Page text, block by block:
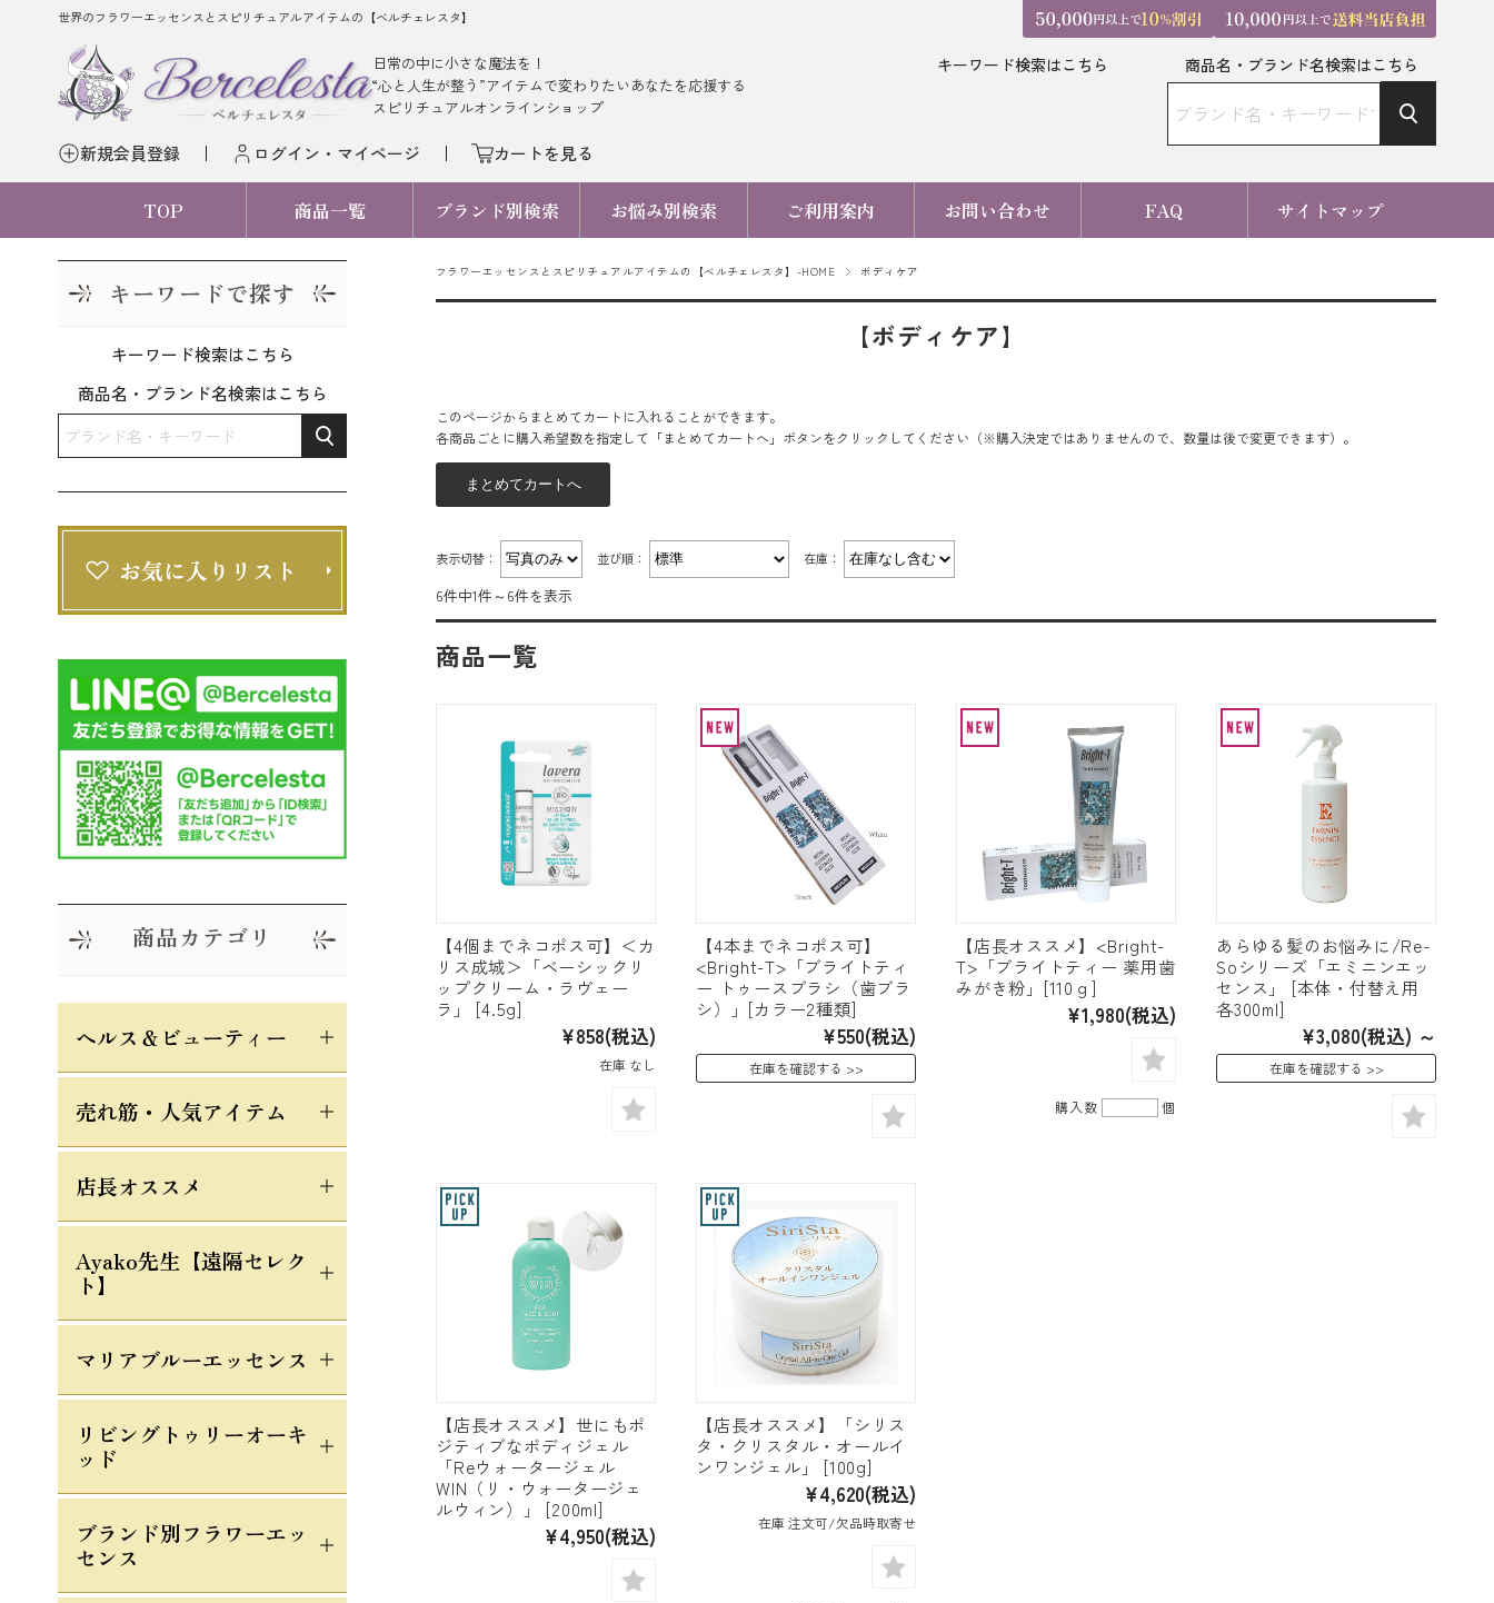
世界のフラワーエッセンスとスピリチュアルアイテムの【ベルチェレスタ】
日常の中に小さな魔法を！
“心と人生が整う”アイテムで変わりたいあなたを応援する
スピリチュアルオンラインショップ
新規会員登録 ログイン・マイページ カートを見る
キーワード検索はこちら 商品名・ブランド名検索はこちら
TOP 商品一覧 ブランド別検索 お悩み別検索 ご利用案内 お問い合わせ FAQ サイトマップ
フラワーエッセンスとスピリチュアルアイテムの【ベルチェレスタ】-HOME ボディケア
【ボディケア】
このページからまとめてカートに入れることができます。
各商品ごとに購入希望数を指定して「まとめてカートへ」ボタンをクリックしてください（※購入決定ではありませんので、数量は後で変更できます）。
表示切替： 並び順： 在庫：
6件中1件～6件を表示
商品一覧
【4個までネコポス可】＜カ
リス成城＞「ベーシックリ
ップクリーム・ラヴェー
ラ」 [4.5g]
¥858(税込)
在庫 なし
【4本までネコポス可】
<Bright-T>「ブライトティ
ー トゥースブラシ（歯ブラ
シ）」[カラー2種類]
¥550(税込)
在庫を確認する
【店長オススメ】<Bright-
T>「ブライトティー 薬用歯
みがき粉」[110ｇ]
¥1,980(税込)
購入数 個
あらゆる髪のお悩みに/Re-
Soシリーズ「エミニンエッ
センス」 [本体・付替え用
各300ml]
¥3,080(税込) ～
在庫を確認する
【店長オススメ】世にもポ
ジティブなボディジェル
「Reウォータージェル
WIN（リ・ウォータージェ
ルウィン）」 [200ml]
¥4,950(税込)
【店長オススメ】「シリス
タ・クリスタル・オールイ
ンワンジェル」 [100g]
¥4,620(税込)
在庫 注文可/欠品時取寄せ
キーワードで探す
キーワード検索はこちら
商品名・ブランド名検索はこちら
商品カテゴリ
ヘルス＆ビューティー
売れ筋・人気アイテム
店長オススメ
Ayako先生【遠隔セレク
ト】
マリアブルーエッセンス
リビングトゥリーオーキ
ッド
ブランド別フラワーエッ
センス